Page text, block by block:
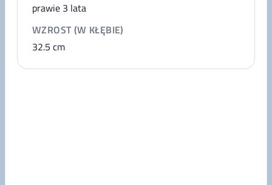
prawie 3 lata
WZROST (W KŁĘBIE)
32.5 cm